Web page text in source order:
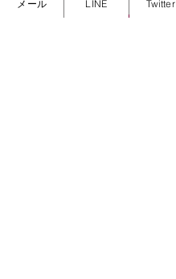
https://amzn.to/3d84DY9
メール LINE Twitter